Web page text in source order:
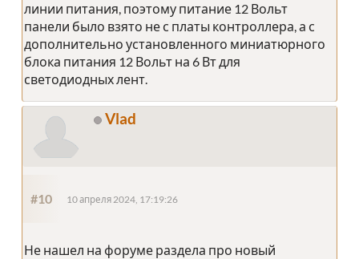
линии питания, поэтому питание 12 Вольт
панели было взято не с платы контроллера, а с
дополнительно установленного миниатюрного
блока питания 12 Вольт на 6 Вт для
светодиодных лент.
Vlad
#10 10 апреля 2024, 17:19:26
Не нашел на форуме раздела про новый